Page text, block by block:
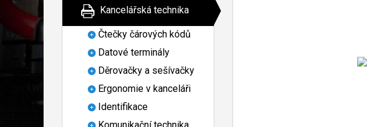
Kancelářská technika
Čtečky čárových kódů
Datové terminály
Děrovačky a sešívačky
Ergonomie v kanceláři
Identifikace